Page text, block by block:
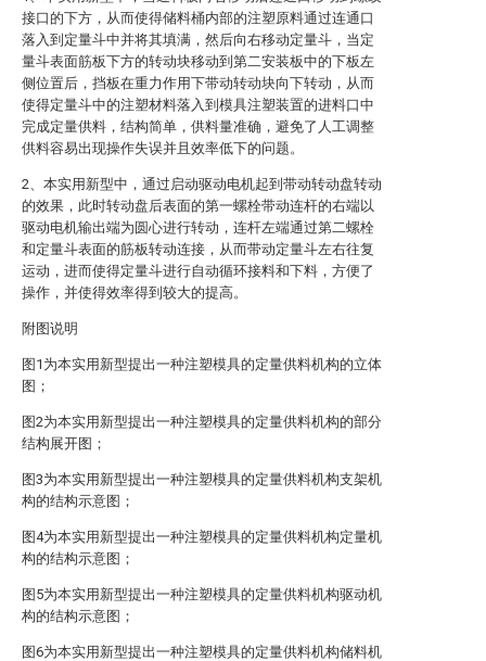
接口的下方，从而使得储料桶内部的注塑原料通过连通口
落入到定量斗中并将其填满，然后向右移动定量斗，当定
量斗表面筋板下方的转动块移动到第二安装板中的下板左
侧位置后，挡板在重力作用下带动转动块向下转动，从而
使得定量斗中的注塑材料落入到模具注塑装置的进料口中
完成定量供料，结构简单，供料量准确，避免了人工调整
供料容易出现操作失误并且效率低下的问题。
2、本实用新型中，通过启动驱动电机起到带动转动盘转动
的效果，此时转动盘后表面的第一螺栓带动连杆的右端以
驱动电机输出端为圆心进行转动，连杆左端通过第二螺栓
和定量斗表面的筋板转动连接，从而带动定量斗左右往复
运动，进而使得定量斗进行自动循环接料和下料，方便了
操作，并使得效率得到较大的提高。
附图说明
图1为本实用新型提出一种注塑模具的定量供料机构的立体
图；
图2为本实用新型提出一种注塑模具的定量供料机构的部分
结构展开图；
图3为本实用新型提出一种注塑模具的定量供料机构支架机
构的结构示意图；
图4为本实用新型提出一种注塑模具的定量供料机构定量机
构的结构示意图；
图5为本实用新型提出一种注塑模具的定量供料机构驱动机
构的结构示意图；
图6为本实用新型提出一种注塑模具的定量供料机构储料机